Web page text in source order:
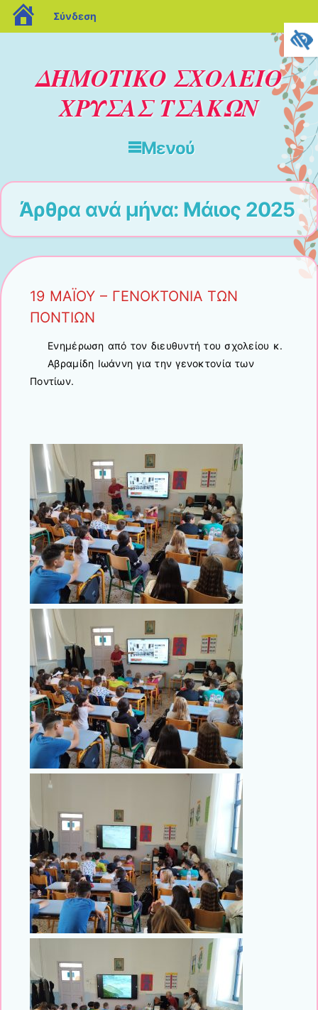
ΔΗΜΟΤΙΚΟ ΣΧΟΛΕΙΟ
ΧΡΥΣΑΣ ΤΣΑΚΩΝ
Μενού
Άρθρα ανά μήνα: Μάιος 2025
19 ΜΑΪΟΥ – ΓΕΝΟΚΤΟΝΙΑ ΤΩΝ
ΠΟΝΤΙΩΝ
Ενημέρωση από τον διευθυντή του σχολείου κ.
Αβραμίδη Ιωάννη για την γενοκτονία των
Ποντίων.
blogs.sch.gr
Σύνδεση